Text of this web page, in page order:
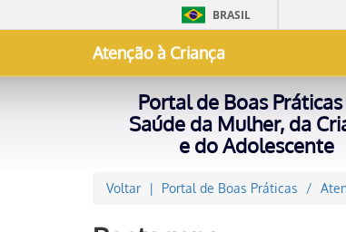
BRASIL
Atenção à Criança
Portal de Boas
Saúde da Mulher, da
e do Adolescente
Voltar Portal de Boas Práticas